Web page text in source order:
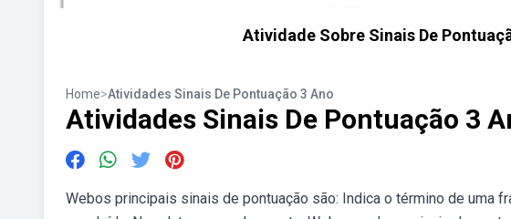
Atividade Sobre Sinais De
Home>Atividades Sinais De Pontuação 3 Ano
Atividades Sinais De Pontuação 3
Webos principais sinais de pontuação são: Indica o término de uma